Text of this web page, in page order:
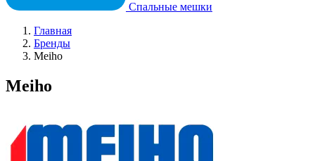
Спальные мешки
Главная
Бренды
Meiho
Meiho